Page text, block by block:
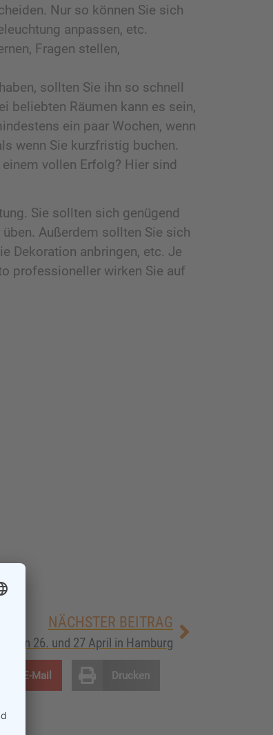
Nur so können Sie sich
anpassen, etc.
Fragen stellen,
sollten Sie ihn so schnell
beliebten Räumen kann es sein,
ein paar Wochen, wenn
wenn Sie kurzfristig buchen.
vollen Erfolg? Hier sind
Sie sollten sich genügend
Außerdem sollten Sie sich
Dekoration anbringen, etc. Je
professioneller wirken Sie auf
NÄCHSTER BEITRAG
am 26. und 27 April in Hamburg
E-Mail Drucken